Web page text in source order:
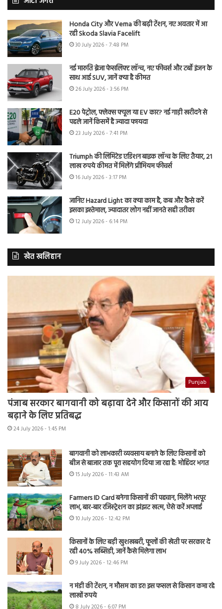
Honda City और Verna की बढ़ी टेंशन, नए अवतार में आ
रही Skoda Slavia Facelift
30 July 2026 - 7:48 PM
नई मारुति ब्रेजा फेसलिफ्ट लॉन्च, नए फीचर्स और टर्बो इंजन के
साथ आई SUV, जानें क्या है कीमत
26 July 2026 - 3:56 PM
E20 पेट्रोल, फ्लेक्स फ्यूल या EV कार? नई गाड़ी खरीदने से
पहले जानें किसमें है ज्यादा फायदा
23 July 2026 - 7:41 PM
Triumph की लिमिटेड एडिशन बाइक लॉन्च के लिए तैयार, 21
लाख रुपये कीमत में मिलेंगे प्रीमियम फीचर्स
16 July 2026 - 3:17 PM
जानिए Hazard Light का क्या काम है, कब और कैसे करें
इसका इस्तेमाल, ज्यादातर लोग नहीं जानते सही तरीका
12 July 2026 - 6:14 PM
खेत खलिहान
Punjab
पंजाब सरकार बागवानी को बढ़ावा देने और किसानों की आय
बढ़ाने के लिए प्रतिबद्ध
24 July 2026 - 1:45 PM
बागवानी को लाभकारी व्यवसाय बनाने के लिए किसानों को
बीज से बाजार तक पूरा सहयोग दिया जा रहा है: मोहिंदर भगत
15 July 2026 - 11:43 AM
Farmers ID Card बनेगा किसानों की पहचान, मिलेंगे भरपूर
लाभ, बार-बार रजिस्ट्रेशन का झंझट खत्म, ऐसे करें अप्लाई
10 July 2026 - 12:42 PM
किसानों के लिए बड़ी खुशखबरी, फूलों की खेती पर सरकार दे
रही 40% सब्सिडी, जानें कैसे मिलेगा लाभ
9 July 2026 - 12:46 PM
न मंडी की टेंशन, न मौसम का डर! इस फसल से किसान कमा रहे
लाखों रुपये
8 July 2026 - 6:07 PM